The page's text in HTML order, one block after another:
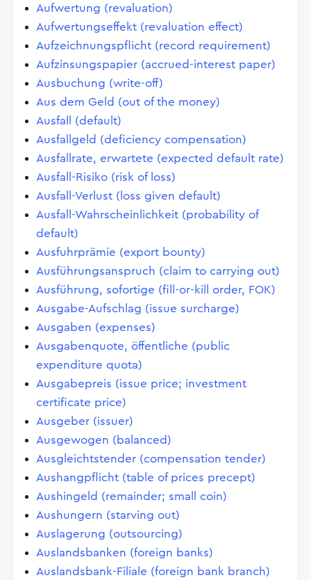
Aufwertung (revaluation)
Aufwertungseffekt (revaluation effect)
Aufzeichnungspflicht (record requirement)
Aufzinsungspapier (accrued-interest paper)
Ausbuchung (write-off)
Aus dem Geld (out of the money)
Ausfall (default)
Ausfallgeld (deficiency compensation)
Ausfallrate, erwartete (expected default rate)
Ausfall-Risiko (risk of loss)
Ausfall-Verlust (loss given default)
Ausfall-Wahrscheinlichkeit (probability of
default)
Ausfuhrprämie (export bounty)
Ausführungsanspruch (claim to carrying out)
Ausführung, sofortige (fill-or-kill order, FOK)
Ausgabe-Aufschlag (issue surcharge)
Ausgaben (expenses)
Ausgabenquote, öffentliche (public
expenditure quota)
Ausgabepreis (issue price; investment
certificate price)
Ausgeber (issuer)
Ausgewogen (balanced)
Ausgleichtstender (compensation tender)
Aushangpflicht (table of prices precept)
Aushingeld (remainder; small coin)
Aushungern (starving out)
Auslagerung (outsourcing)
Auslandsbanken (foreign banks)
Auslandsbank-Filiale (foreign bank branch)